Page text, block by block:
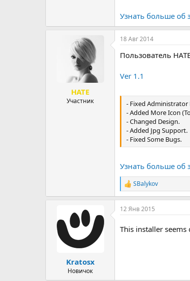
Узнать больше об
HATE
Участник
18 Авг 2014
Пользователь
Ver 1.1
- Fixed Administrator
- Added More Icon
- Changed Design.
- Added Jpg Support.
- Fixed Some Bugs.
Узнать больше об
Р
е
а
к
и
и
SBalykov
Kratosx
Новичок
12 Янв 2015
This installer